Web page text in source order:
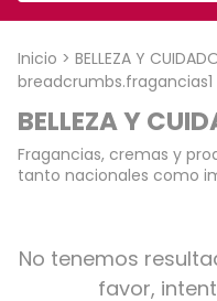
Inicio > BELLEZA Y
breadcrumbs.fragancias1
BELLEZA Y
Fragancias, cremas y
tanto nacionales como
No tenemos
favor,